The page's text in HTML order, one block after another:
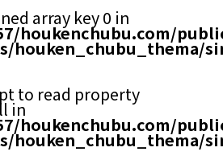
array key 0 in
houkenchubu.com/
houken_chubu_thema/
to read property
in
houkenchubu.com/
houken_chubu_thema/